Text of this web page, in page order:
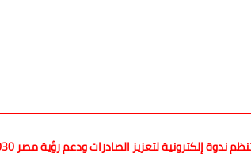
ندوة إلكترونية لتعزيز الصادرات ودعم رؤية مصر 2030